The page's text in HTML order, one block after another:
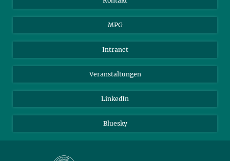
Studierende
Bewerber*innen
MPG
Intranet
Veranstaltungen
LinkedIn
Bluesky